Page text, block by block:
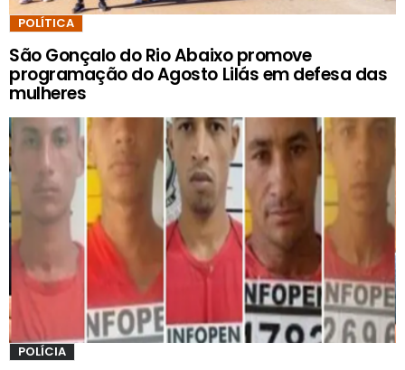
POLÍTICA
São Gonçalo do Rio Abaixo promove
programação do Agosto Lilás em defesa das
mulheres
POLÍCIA